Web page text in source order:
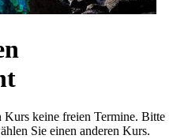
keine freien Termine. Bitte
Sie einen anderen Kurs.